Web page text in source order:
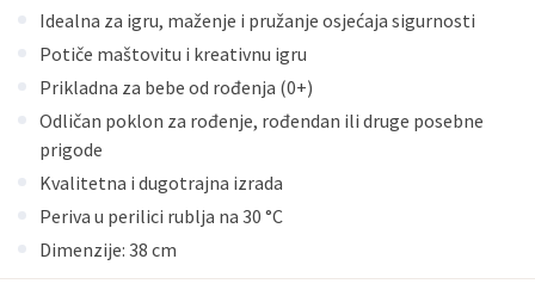
Idealna za igru, maženje i pružanje osjećaja sigurnosti
Potiče maštovitu i kreativnu igru
Prikladna za bebe od rođenja (0+)
Odličan poklon za rođenje, rođendan ili druge posebne
prigode
Kvalitetna i dugotrajna izrada
Periva u perilici rublja na 30 °C
Dimenzije: 38 cm